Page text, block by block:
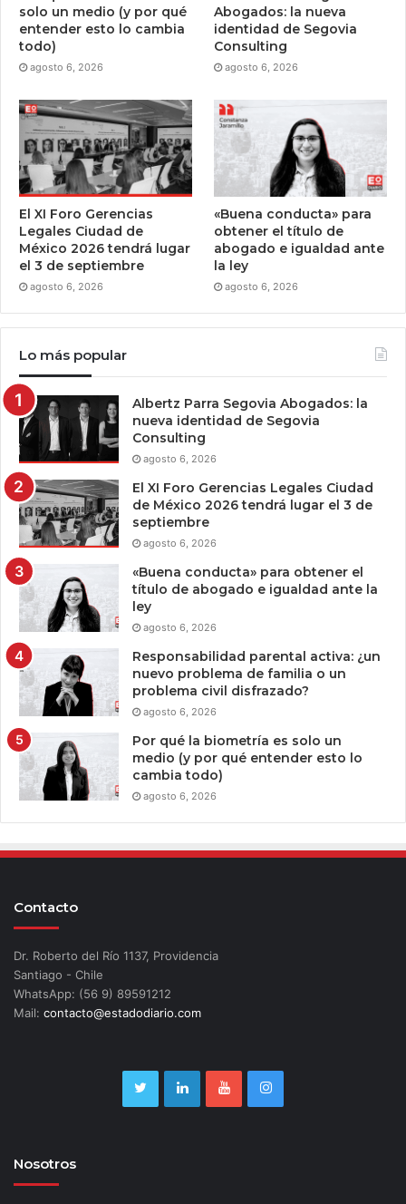
solo un medio (y por qué
entender esto lo cambia
todo)
agosto 6, 2026
Abogados: la nueva
identidad de Segovia
Consulting
agosto 6, 2026
El XI Foro Gerencias
Legales Ciudad de
México 2026 tendrá lugar
el 3 de septiembre
agosto 6, 2026
«Buena conducta» para
obtener el título de
abogado e igualdad ante
la ley
agosto 6, 2026
Lo más popular
Albertz Parra Segovia Abogados: la
nueva identidad de Segovia
Consulting
agosto 6, 2026
El XI Foro Gerencias Legales Ciudad
de México 2026 tendrá lugar el 3 de
septiembre
agosto 6, 2026
«Buena conducta» para obtener el
título de abogado e igualdad ante la
ley
agosto 6, 2026
Responsabilidad parental activa: ¿un
nuevo problema de familia o un
problema civil disfrazado?
agosto 6, 2026
Por qué la biometría es solo un
medio (y por qué entender esto lo
cambia todo)
agosto 6, 2026
Contacto
Dr. Roberto del Río 1137, Providencia
Santiago - Chile
WhatsApp: (56 9) 89591212
Mail: contacto@estadodiario.com
Nosotros